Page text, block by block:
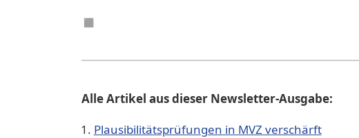
◼︎
Alle Artikel aus dieser Newsletter-Ausgabe:
Plausibilitätsprüfungen in MVZ verschärft